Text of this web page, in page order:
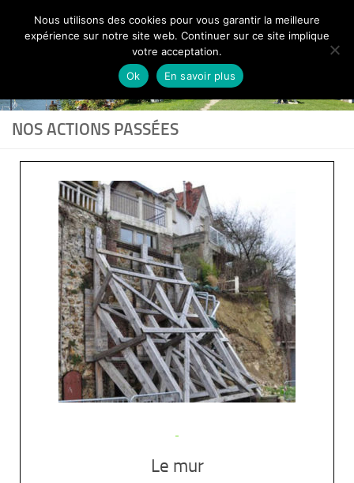
Skip to content
NOS ACTIONS PASSÉES
Le mur
Nous utilisons des cookies pour vous garantir la meilleure
expérience sur notre site web. Continuer sur ce site implique
votre acceptation.
Ok
En savoir plus